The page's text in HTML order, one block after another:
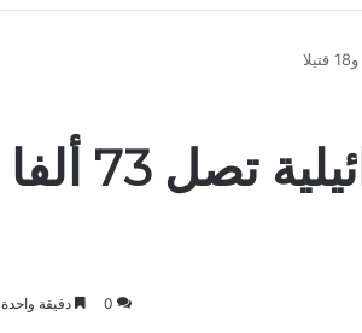
غزة : حصيلة الإبادة الإسرائيلية تصل 73 ألفا
0 دقيقة واحدة